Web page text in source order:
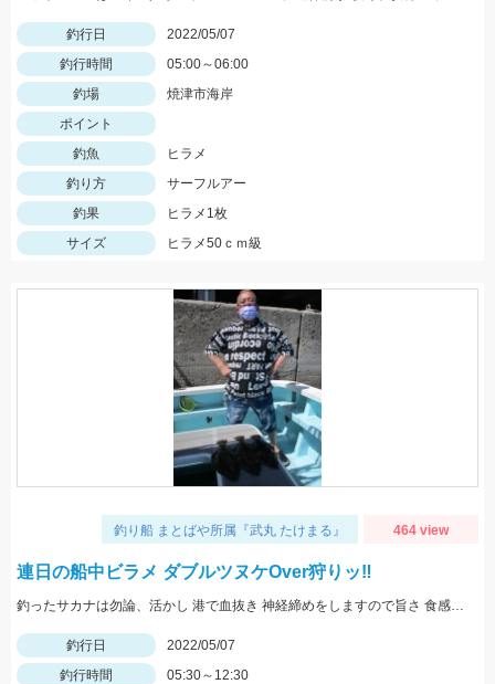
釣行日
2022/05/07
釣行時間
05:00～06:00
釣場
焼津市海岸
ポイント
釣魚
ヒラメ
釣り方
サーフルアー
釣果
ヒラメ1枚
サイズ
ヒラメ50ｃｍ級
釣り船 まとばや所属『武丸 たけまる』 464 view
連日の船中ビラメ ダブルツヌケOver狩りッ‼︎
釣ったサカナは勿論、活かし 港で血抜き 神経締めをしますので旨さ 食感が違い過ぎますッ(°▽°)b
釣行日
2022/05/07
釣行時間
05:30～12:30